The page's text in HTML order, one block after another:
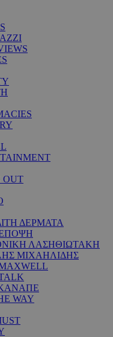
OUT
ΔΕΡΜΑΤΑ
ΕΠΟΨΗ
ΛΑΣΗΘΙΩΤΑΚΗ
ΜΙΧΑΗΛΙΔΗΣ
WAY